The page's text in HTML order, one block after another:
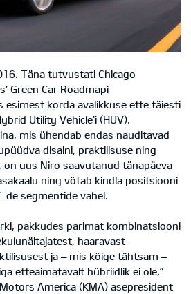
Täna tutvustati Chicago
Green Car Roadmapi
esimest korda avalikkuse ette täiesti
Utility Vehicle'i (HUV).
mis ühendab endas nauditavad
disaini, praktilisuse ning
uus Niro saavutanud tänapäeva
ning võtab kindla positsiooni
de segmentide vahel.
pakkudes parimat kombinatsiooni
haaravast
ja – mis kõige tähtsam –
etteaimatavalt hübriidlik ei ole,”
America (KMA) asepresident